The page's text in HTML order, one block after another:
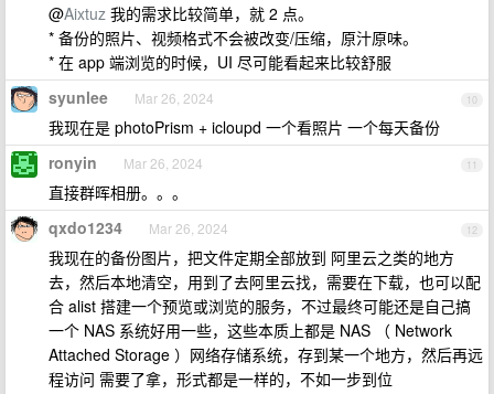
@Aixtuz 我的需求比较简单，就 2 点。
* 备份的照片、视频格式不会被改变/压缩，原汁原味。
* 在 app 端浏览的时候，UI 尽可能看起来比较舒服
10
syunlee Mar 26, 2024
我现在是 photoPrism + icloupd 一个看照片 一个每天备份
11
ronyin Mar 26, 2024
直接群晖相册。。。
12
qxdo1234 Mar 26, 2024
我现在的备份图片，把文件定期全部放到 阿里云之类的地方
去，然后本地清空，用到了去阿里云找，需要在下载，也可以配
合 alist 搭建一个预览或浏览的服务，不过最终可能还是自己搞
一个 NAS 系统好用一些，这些本质上都是 NAS （ Network
Attached Storage ）网络存储系统，存到某一个地方，然后再远
程访问 需要了拿，形式都是一样的，不如一步到位